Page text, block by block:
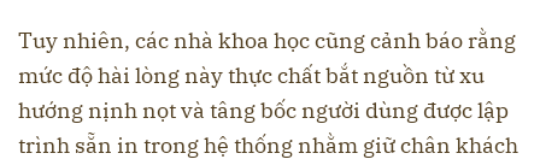
Tuy nhiên, các nhà khoa học cũng cảnh báo rằng
mức độ hài lòng này thực chất bắt nguồn từ xu
hướng nịnh nọt và tâng bốc người dùng được lập
trình sẵn in trong hệ thống nhằm giữ chân khách